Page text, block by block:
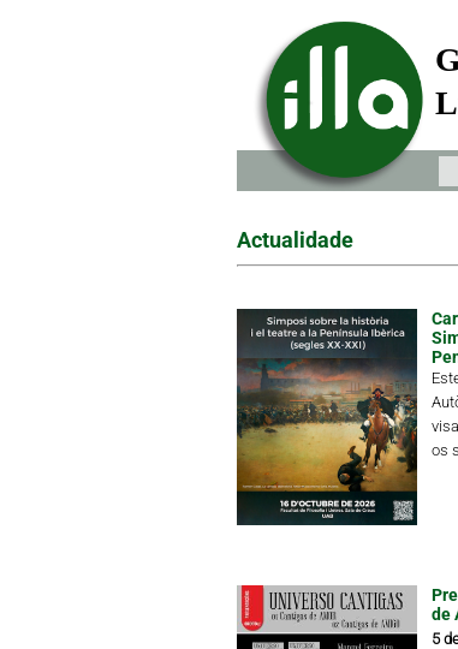
Actualidade
os
de
5